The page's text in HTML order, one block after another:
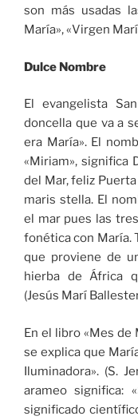
son más usadas
María», «Virgen
Dulce Nombre
El evangelista
doncella que va a
era María». El
«Miriam», significa
del Mar, feliz
maris stella. El
el mar pues las
fonética con María.
que proviene de
hierba de África
(Jesús Marí
En el libro «Mes de
se explica que
Iluminadora». (S.
arameo significa:
significado